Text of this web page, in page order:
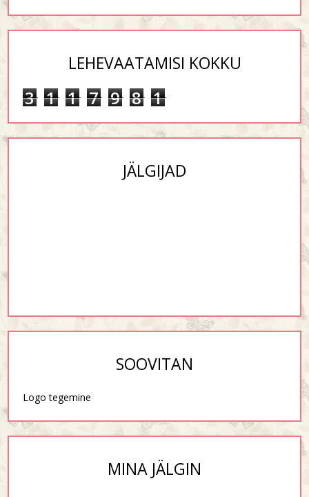
LEHEVAATAMISI KOKKU
3 1 1 7 9 8 1
JÄLGIJAD
SOOVITAN
Logo tegemine
MINA JÄLGIN